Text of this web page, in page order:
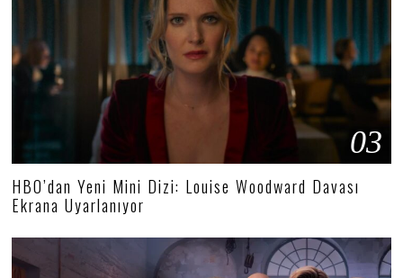
03
HBO’dan Yeni Mini Dizi: Louise Woodward Davası
Ekrana Uyarlanıyor